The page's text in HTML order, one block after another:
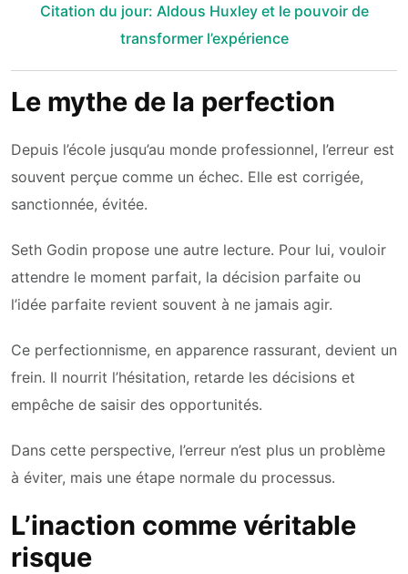
Citation du jour: Aldous Huxley et le pouvoir de
transformer l’expérience
Le mythe de la perfection
Depuis l’école jusqu’au monde professionnel, l’erreur est
souvent perçue comme un échec. Elle est corrigée,
sanctionnée, évitée.
Seth Godin propose une autre lecture. Pour lui, vouloir
attendre le moment parfait, la décision parfaite ou
l’idée parfaite revient souvent à ne jamais agir.
Ce perfectionnisme, en apparence rassurant, devient un
frein. Il nourrit l’hésitation, retarde les décisions et
empêche de saisir des opportunités.
Dans cette perspective, l’erreur n’est plus un problème
à éviter, mais une étape normale du processus.
L’inaction comme véritable
risque